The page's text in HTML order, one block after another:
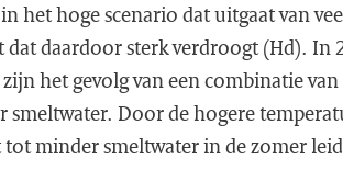
het hoge scenario dat uitgaat van
dat daardoor sterk verdroogt (Hd). In
het gevolg van een combinatie
Door de hogere
minder smeltwater in de zomer